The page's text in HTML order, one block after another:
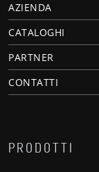
AZIENDA
CATALOGHI
PARTNER
CONTATTI
PRODOTTI